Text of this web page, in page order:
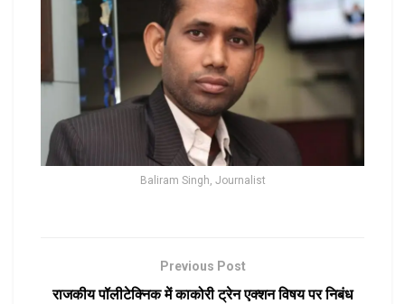
Baliram Singh, Journalist
Previous Post
राजकीय पॉलीटेक्निक में काकोरी ट्रेन एक्शन विषय पर निबंध